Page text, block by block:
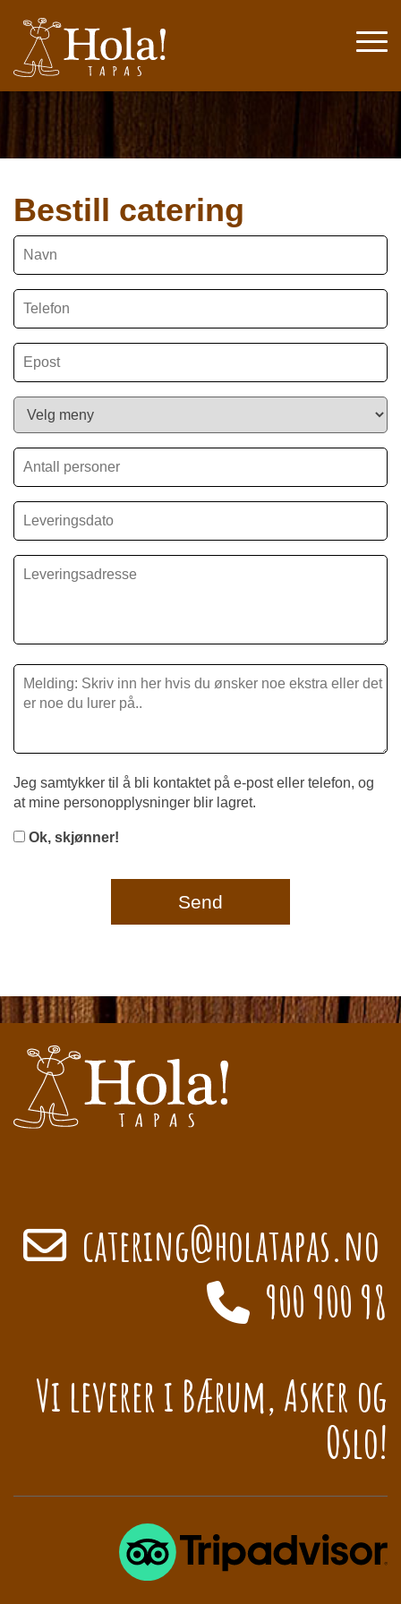
Bestill catering
Jeg samtykker til å bli kontaktet på e-post eller telefon, og
at mine personopplysninger blir lagret.
Ok, skjønner!
catering@holatapas.no
900 900 98
Vi leverer i Bærum, Asker og
Oslo!